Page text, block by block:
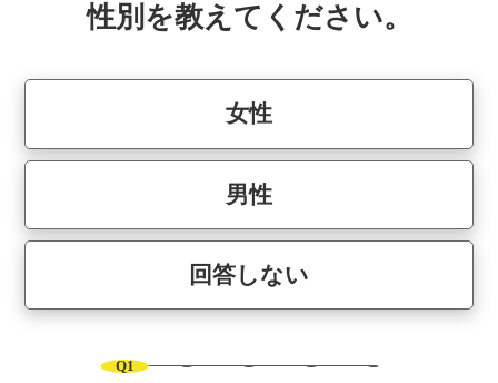
性別を教えてください。
女性
男性
回答しない
Q1